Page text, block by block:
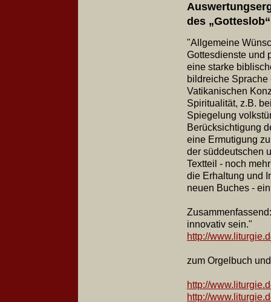
des „Gotteslob“
"Allgemeine
Gottesdienste und
eine starke
bildreiche
Vatikanischen
Spiritualität, z.B.
Spiegelung
Berücksichtigung
eine Ermutigung
der süddeutschen
Textteil - noch
die Erhaltung und
neuen Buches -
innovativ sein."
http://
zum Orgelbuch
http://
http://